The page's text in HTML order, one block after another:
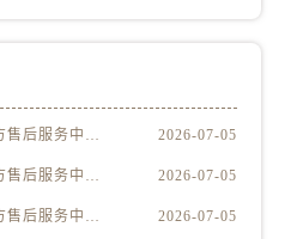
香港特别行政区铜锣湾区湾仔区轩尼诗道江诗丹顿售后服务中心（需提前预约）
亲身探访江诗丹顿温州官方售后服务中心｜最新热线电话与地址（2026年7月最新） 2026-07-05
亲身探访江诗丹顿苏州官方售后服务中心｜最新电话及地址（2026年7月最新） 2026-07-05
亲身探访江诗丹顿扬州官方售后服务中心｜全新服务热线及门店地址（2026年7月最新） 2026-07-05